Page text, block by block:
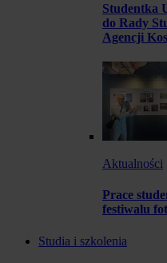
Studentka
do Rady
Agencji
Aktualności
Prace
festiwalu
Studia i szkolenia